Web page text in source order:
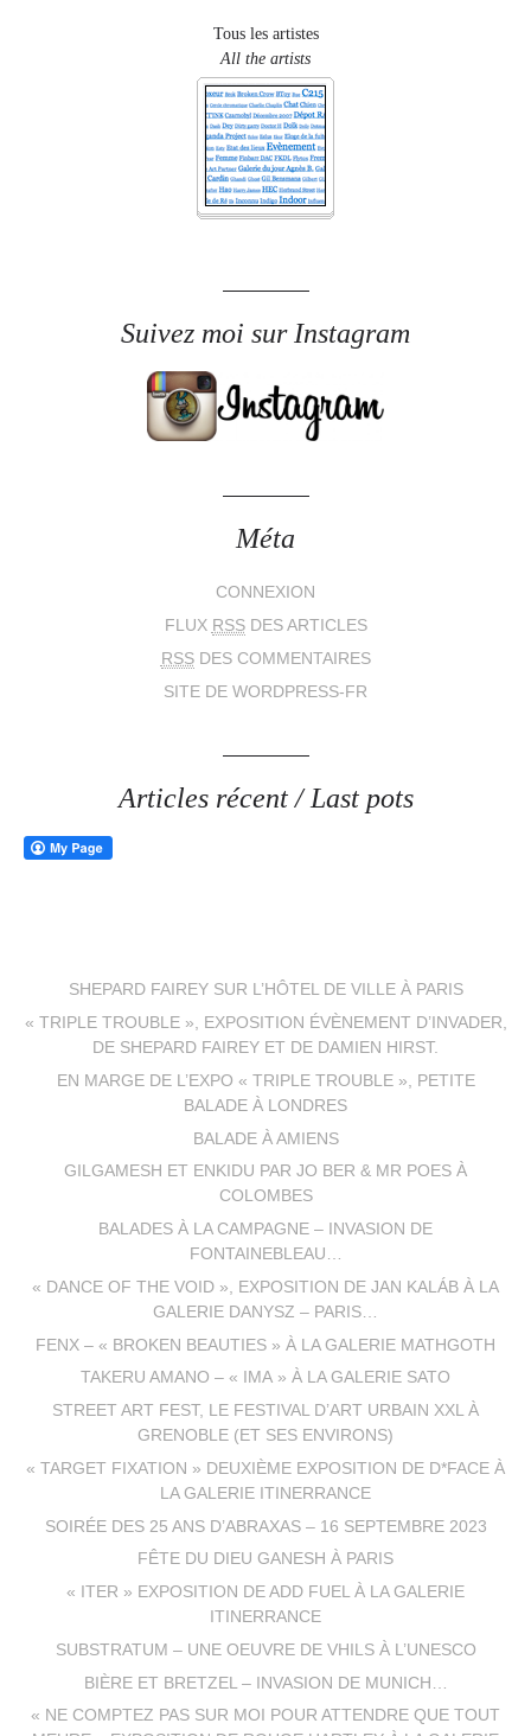
Tous les artistes
All the artists
Suivez moi sur Instagram
Méta
CONNEXION
FLUX RSSDES ARTICLES
RSSDES COMMENTAIRES
SITE DE WORDPRESS-FR
Articles récent / Last pots
SHEPARD FAIREY SUR L’HÔTEL DE VILLE À PARIS
« TRIPLE TROUBLE », EXPOSITION ÉVÈNEMENT D’INVADER,
DE SHEPARD FAIREY ET DE DAMIEN HIRST.
EN MARGE DE L’EXPO « TRIPLE TROUBLE », PETITE
BALADE À LONDRES
BALADE À AMIENS
GILGAMESH ET ENKIDU PAR JO BER & MR POES À
COLOMBES
BALADES À LA CAMPAGNE – INVASION DE
FONTAINEBLEAU…
« DANCE OF THE VOID », EXPOSITION DE JAN KALÁB À LA
GALERIE DANYSZ – PARIS…
FENX – « BROKEN BEAUTIES » À LA GALERIE MATHGOTH
TAKERU AMANO – « IMA » À LA GALERIE SATO
STREET ART FEST, LE FESTIVAL D’ART URBAIN XXL À
GRENOBLE (ET SES ENVIRONS)
« TARGET FIXATION » DEUXIÈME EXPOSITION DE D*FACE À
LA GALERIE ITINERRANCE
SOIRÉE DES 25 ANS D’ABRAXAS – 16 SEPTEMBRE 2023
FÊTE DU DIEU GANESH À PARIS
« ITER » EXPOSITION DE ADD FUEL À LA GALERIE
ITINERRANCE
SUBSTRATUM – UNE OEUVRE DE VHILS À L’UNESCO
BIÈRE ET BRETZEL – INVASION DE MUNICH…
« NE COMPTEZ PAS SUR MOI POUR ATTENDRE QUE TOUT